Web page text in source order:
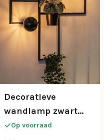
Decoratieve
wandlamp zwart
met 2
Op voorraad